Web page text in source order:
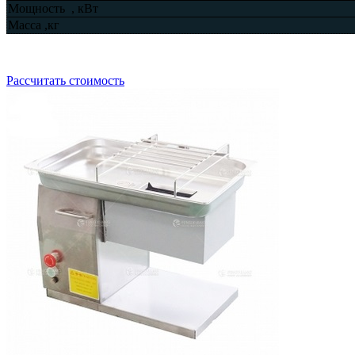
Мощность , кВт
Масса ,кг
Рассчитать стоимость